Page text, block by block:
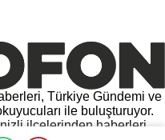
Türkiye Gündemi ve
ile buluşturuyor.
ilçelerinden haberleri